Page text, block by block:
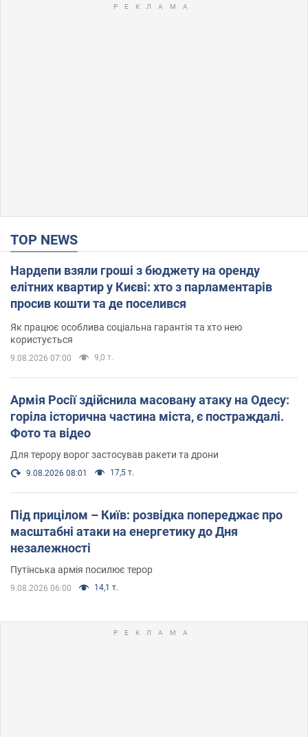
TOP NEWS
Нардепи взяли гроші з бюджету на оренду
елітних квартир у Києві: хто з парламентарів
просив кошти та де поселився
Як працює особлива соціальна гарантія та хто нею
користується
9.08.2026 07:00 9,0 т.
Армія Росії здійснила масовану атаку на Одесу:
горіла історична частина міста, є постраждалі.
Фото та відео
Для терору ворог застосував ракети та дрони
9.08.2026 08:01 17,5 т.
Під прицілом – Київ: розвідка попереджає про
масштабні атаки на енергетику до Дня
незалежності
Путінська армія посилює терор
9.08.2026 06:00 14,1 т.